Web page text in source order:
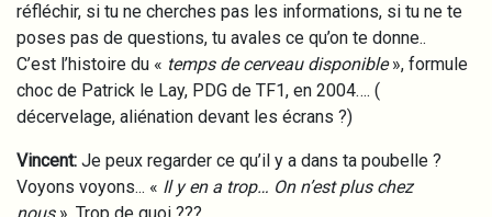
réfléchir, si tu ne cherches pas les informations, si tu ne te
poses pas de questions, tu avales ce qu’on te donne..
C’est l’histoire du « temps de cerveau disponible», formule
choc de Patrick le Lay, PDG de TF1, en 2004…. (
décervelage, aliénation devant les écrans ?)
Vincent: Je peux regarder ce qu’il y a dans ta poubelle ?
Voyons voyons... « Il y en a trop… On n’est plus chez